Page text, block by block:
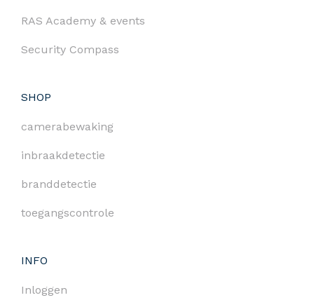
RAS Academy & events
Security Compass
SHOP
camerabewaking
inbraakdetectie
branddetectie
toegangscontrole
INFO
Inloggen